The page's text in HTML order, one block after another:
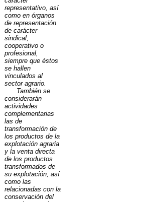
representativo, así
como en órganos
de representación
de carácter
sindical,
cooperativo o
profesional,
siempre que éstos
se hallen
vinculados al
sector agrario.
También se
considerarán
actividades
complementarias
las de
transformación de
los productos de la
explotación agraria
y la venta directa
de los productos
transformados de
su explotación, así
como las
relacionadas con la
conservación del